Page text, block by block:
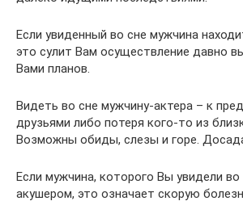
Если увиденный во сне мужчина
это сулит Вам осуществление давно
Вами планов.
Видеть во сне мужчину-актера – к
друзьями либо потеря кого-то из
Возможны обиды, слезы и горе.
Если мужчина, которого Вы увидели во
акушером, это означает скорую